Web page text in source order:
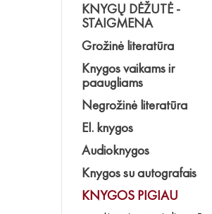
KNYGŲ DĖŽUTĖ -
STAIGMENA
Grožinė literatūra
Knygos vaikams ir
paaugliams
Negrožinė literatūra
El. knygos
Audioknygos
Knygos su autografais
KNYGOS PIGIAU